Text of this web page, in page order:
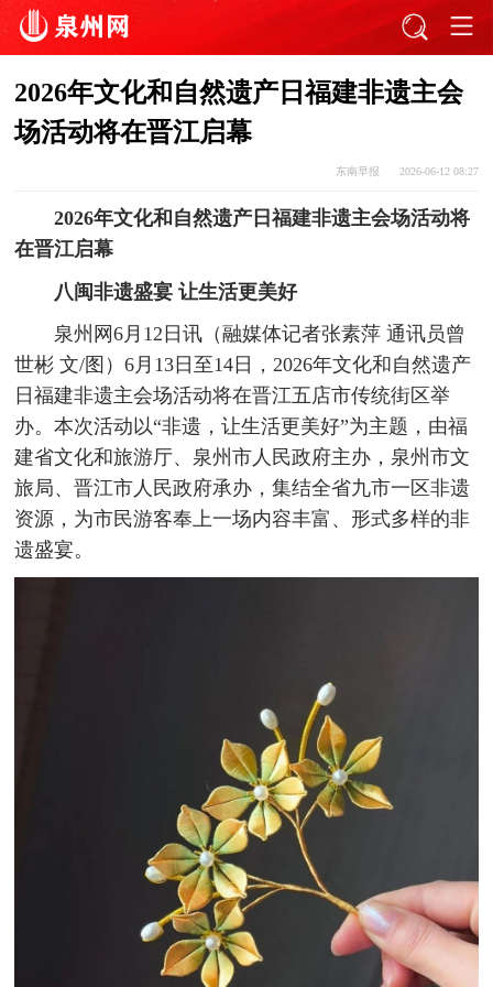
2026年文化和自然遗产日福建非遗主会
场活动将在晋江启幕
东南早报 2026-06-12 08:27
2026年文化和自然遗产日福建非遗主会场活动将
在晋江启幕
八闽非遗盛宴 让生活更美好
泉州网6月12日讯（融媒体记者张素萍 通讯员曾
世彬 文/图）6月13日至14日，2026年文化和自然遗产
日福建非遗主会场活动将在晋江五店市传统街区举
办。本次活动以“非遗，让生活更美好”为主题，由福
建省文化和旅游厅、泉州市人民政府主办，泉州市文
旅局、晋江市人民政府承办，集结全省九市一区非遗
资源，为市民游客奉上一场内容丰富、形式多样的非
遗盛宴。